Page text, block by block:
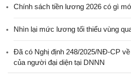
Chính sách tiền lương 2026 có gì
Nhìn lại mức lương tối thiểu vùng
Đã có Nghị định 248/2025/NĐ-CP
của người đại diện tại DNNN